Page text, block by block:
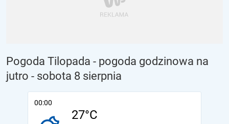
Pogoda Tilopada - pogoda godzinowa na
jutro - sobota 8 sierpnia
00:00
27°C